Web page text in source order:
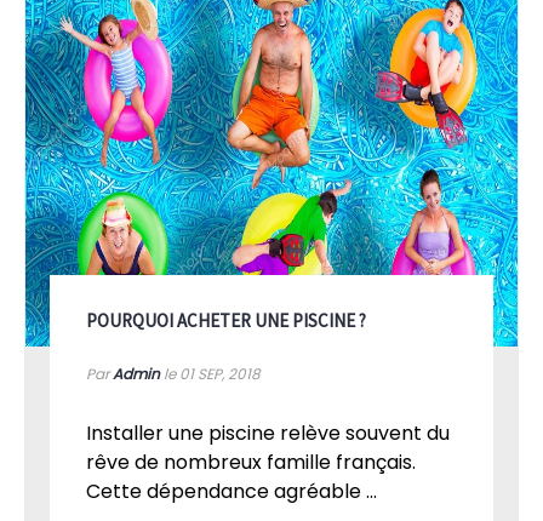
POURQUOI ACHETER UNE PISCINE ?
ParAdminle 01SEP, 2018
Installer une piscine relève souvent du
rêve de nombreux famille français.
Cette dépendance agréable ...